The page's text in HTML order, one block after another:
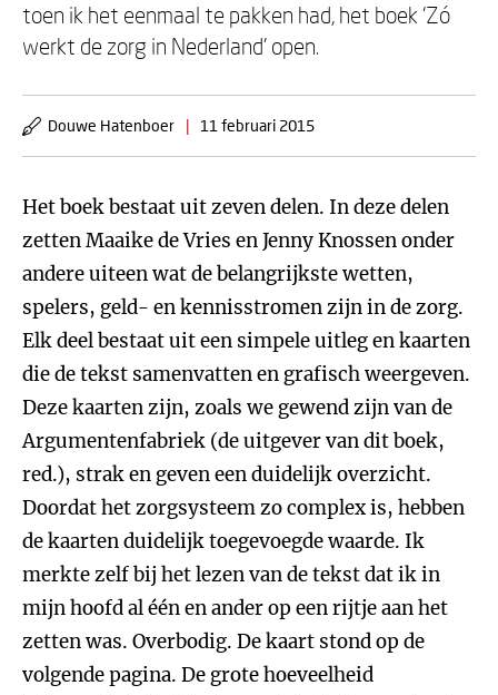
toen ik het eenmaal te pakken had, het boek ‘Zó
werkt de zorg in Nederland’ open.
Douwe Hatenboer | 11 februari 2015
Het boek bestaat uit zeven delen. In deze delen
zetten Maaike de Vries en Jenny Knossen onder
andere uiteen wat de belangrijkste wetten,
spelers, geld- en kennisstromen zijn in de zorg.
Elk deel bestaat uit een simpele uitleg en kaarten
die de tekst samenvatten en grafisch weergeven.
Deze kaarten zijn, zoals we gewend zijn van de
Argumentenfabriek (de uitgever van dit boek,
red.), strak en geven een duidelijk overzicht.
Doordat het zorgsysteem zo complex is, hebben
de kaarten duidelijk toegevoegde waarde. Ik
merkte zelf bij het lezen van de tekst dat ik in
mijn hoofd al één en ander op een rijtje aan het
zetten was. Overbodig. De kaart stond op de
volgende pagina. De grote hoeveelheid